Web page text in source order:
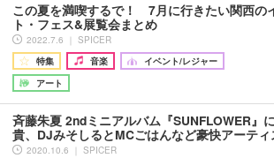
この夏を満喫するで！ 7月に行きたい関西の
ト・フェス&展覧会まとめ
2022.7.6 ｜ SPICER
特集
音楽
イベント/レジャー
アート
斉藤朱夏 2ndミニアルバム『SUNFLOWER』
貴、DJみそしるとMCごはんなど豪快アーテ
2020.10.6 ｜ SPICER